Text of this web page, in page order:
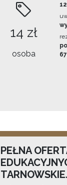
14 zł
osoba
PEŁNA